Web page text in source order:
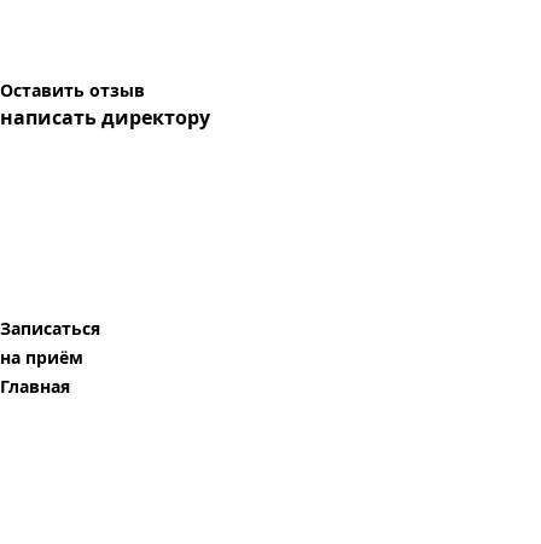
Оставить отзыв
написать директору
Записаться
на приём
Главная